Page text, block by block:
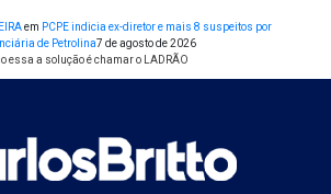
em PCPE indicia ex-diretor e mais 8 suspeitos por
de Petrolina7 de agosto de 2026
essa a solução é chamar o LADRÃO